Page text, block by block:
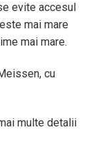
evite accesul
mai mare
mai mare.
cu
multe detalii